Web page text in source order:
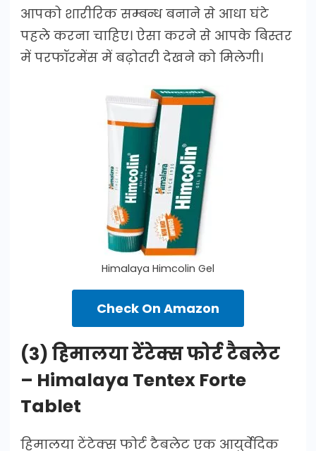
आपको शारीरिक सम्बन्ध बनाने से आधा घंटे
पहले करना चाहिए। ऐसा करने से आपके बिस्तर
में परफॉरमेंस में बढ़ोतरी देखने को मिलेगी।
Himalaya Himcolin Gel
Check On Amazon
(3) हिमालया टेंटेक्स फोर्ट टैबलेट
– Himalaya Tentex Forte
Tablet
हिमालया टेंटेक्स फोर्ट टैबलेट एक आयुर्वेदिक